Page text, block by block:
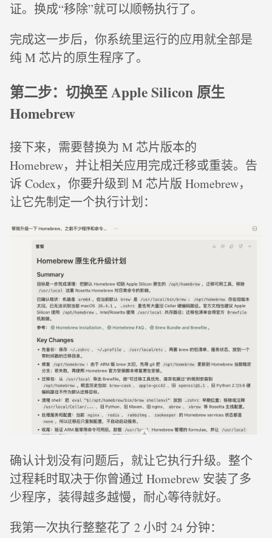
证。换成“移除”就可以顺畅执行了。
完成这一步后，你系统里运行的应用就全部是
纯 M 芯片的原生程序了。
第二步：切换至 Apple Silicon 原生
Homebrew
接下来，需要替换为 M 芯片版本的
Homebrew，并让相关应用完成迁移或重装。告
诉 Codex，你要升级到 M 芯片版 Homebrew，
让它先制定一个执行计划：
确认计划没有问题后，就让它执行升级。整个
过程耗时取决于你曾通过 Homebrew 安装了多
少程序，装得越多越慢，耐心等待就好。
我第一次执行整整花了 2 小时 24 分钟：